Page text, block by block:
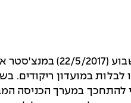
לבלות במועדון
להתחכך במערך הכניסה